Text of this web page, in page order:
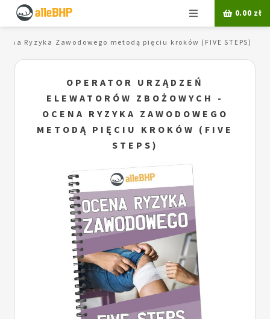
Menu 0.00 zł
Ryzyka Zawodowego metodą pięciu kroków (FIVE STEPS)
OPERATOR URZĄDZEŃ
ELEWATORÓW ZBOŻOWYCH -
OCENA RYZYKA ZAWODOWEGO
METODĄ PIĘCIU KROKÓW (FIVE
STEPS)